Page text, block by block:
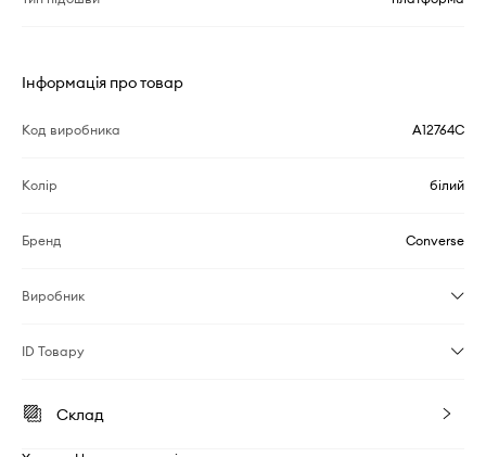
Інформація про товар
Код виробника A12764C
Колір білий
Бренд Converse
Виробник
ID Товару
Склад